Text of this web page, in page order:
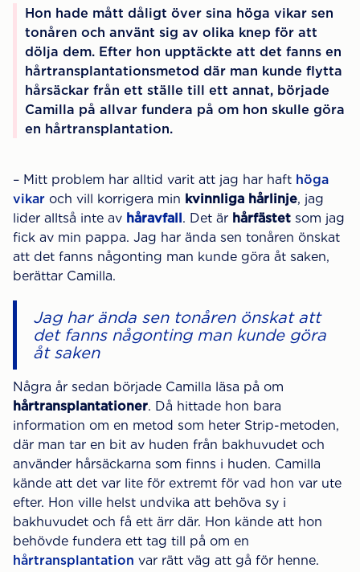
Hon hade mått dåligt över sina höga vikar sen
tonåren och använt sig av olika knep för att
dölja dem. Efter hon upptäckte att det fanns en
hårtransplantationsmetod där man kunde flytta
hårsäckar från ett ställe till ett annat, började
Camilla på allvar fundera på om hon skulle göra
en hårtransplantation.
– Mitt problem har alltid varit att jag har haft höga
vikar och vill korrigera min kvinnliga hårlinje, jag
lider alltså inte av håravfall. Det är hårfästet som jag
fick av min pappa. Jag har ända sen tonåren önskat
att det fanns någonting man kunde göra åt saken,
berättar Camilla.
Jag har ända sen tonåren önskat att
det fanns någonting man kunde göra
åt saken
Några år sedan började Camilla läsa på om
hårtransplantationer. Då hittade hon bara
information om en metod som heter Strip-metoden,
där man tar en bit av huden från bakhuvudet och
använder hårsäckarna som finns i huden. Camilla
kände att det var lite för extremt för vad hon var ute
efter. Hon ville helst undvika att behöva sy i
bakhuvudet och få ett ärr där. Hon kände att hon
behövde fundera ett tag till på om en
hårtransplantation var rätt väg att gå för henne.